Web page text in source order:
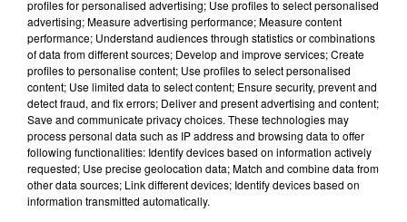
Afficher l'élément
Mystère à Venise •De et avec Kenneth Branagh • et aussi
Michelle Yeoh, Tina Fey, Camille Cottin, Kelly Reilly... • Sortie
le 13 septembre
Musique
profiles for personalised advertising; Use profiles to select personalised
advertising; Measure advertising performance; Measure content
performance; Understand audiences through statistics or combinations
of data from different sources; Develop and improve services; Create
profiles to personalise content; Use profiles to select personalised
content; Use limited data to select content; Ensure security, prevent and
detect fraud, and fix errors; Deliver and present advertising and content;
Save and communicate privacy choices. These technologies may
process personal data such as IP address and browsing data to offer
following functionalities: Identify devices based on information actively
requested; Use precise geolocation data; Match and combine data from
other data sources; Link different devices; Identify devices based on
information transmitted automatically.